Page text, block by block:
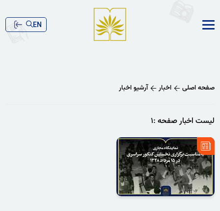
EN
صفحه اصلی اخبار آرشیو اخبار
لیست اخبار صفحه :۱